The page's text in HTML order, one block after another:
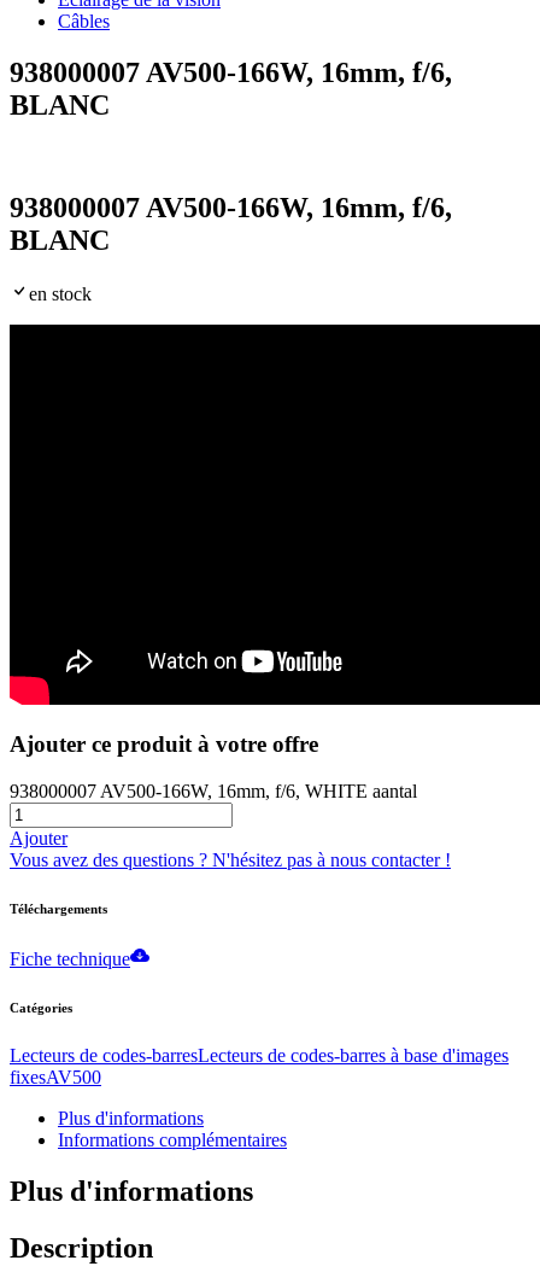
Câbles
938000007 AV500-166W, 16mm, f/6,
BLANC
938000007 AV500-166W, 16mm, f/6,
BLANC
en stock
Ajouter ce produit à votre offre
938000007 AV500-166W, 16mm, f/6, WHITE aantal
Ajouter
Vous avez des questions ? N'hésitez pas à nous contacter !
Téléchargements
Fiche technique
Catégories
Lecteurs de codes-barresLecteurs de codes-barres à base d'images
fixesAV500
Plus d'informations
Informations complémentaires
Plus d'informations
Description